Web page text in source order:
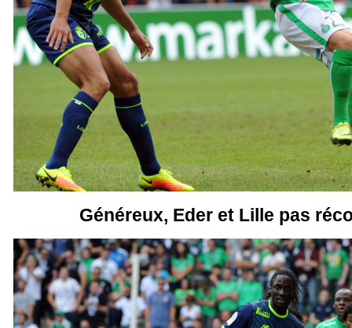
Généreux, Eder et Lille pas